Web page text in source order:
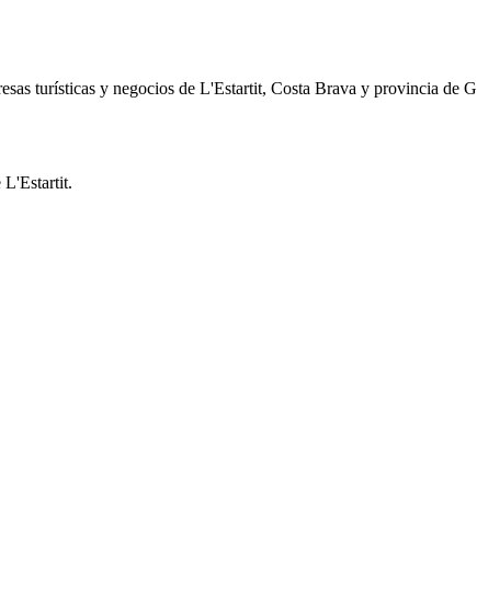
turísticas y negocios de L'Estartit, Costa Brava y provincia de
L'Estartit.